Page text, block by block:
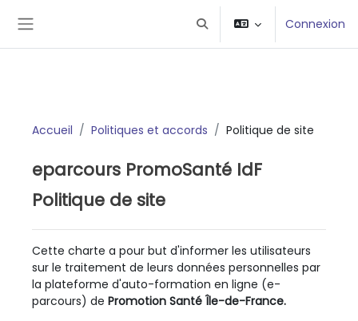
Activer/désactiver la saisie
Connexion
Accueil Politiques et accords Politique de site
eparcours PromoSanté IdF
Politique de site
Cette charte a pour but d'informer les utilisateurs
sur le traitement de leurs données personnelles par
la plateforme d'auto-formation en ligne (e-
parcours) de Promotion Santé Île-de-France.